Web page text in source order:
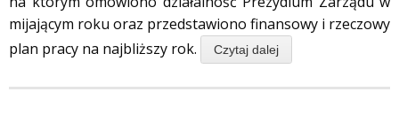
mijającym roku oraz przedstawiono finansowy i rzeczowy
plan pracy na najbliższy rok.
Czytaj dalej